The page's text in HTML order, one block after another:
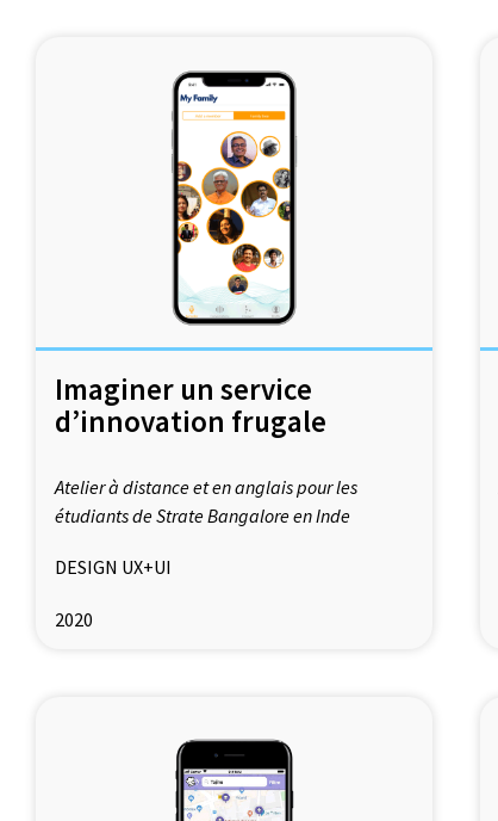
Imaginer un service
d’innovation frugale
Atelier à distance et en anglais pour les
étudiants de Strate Bangalore en Inde
DESIGN UX+UI
2020